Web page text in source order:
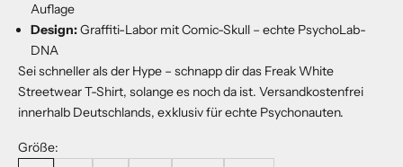
Auflage
Design:Graffiti-Labor mit Comic-Skull – echte PsychoLab-
DNA
Sei schneller als der Hype – schnapp dir das Freak White
Streetwear T-Shirt, solange es noch da ist. Versandkostenfrei
innerhalb Deutschlands, exklusiv für echte Psychonauten.
Größe: